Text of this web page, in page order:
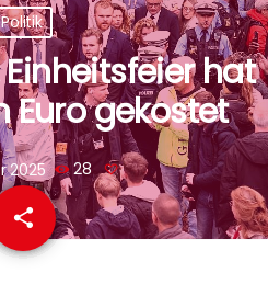
Politik
hat
Euro gekostet
2025 28
share
email